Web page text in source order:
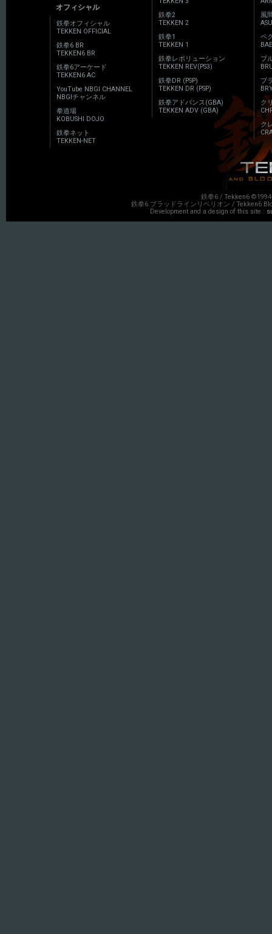
オフィシャル
鉄拳オフィシャル
TEKKEN OFFICIAL
鉄拳6 BR
TEKKEN6 BR
鉄拳6アーケード
TEKKEN6 AC
YouTube NBGI CHANNEL
NBGIチャンネル
拳道場
KOBUSHI DOJO
鉄拳ネット
TEKKEN-NET
鉄拳2
TEKKEN 2
鉄拳1
TEKKEN 1
鉄拳レボリューション
TEKKEN REV(PS3)
鉄拳DR (PSP)
TEKKEN DR (PSP)
鉄拳アドバンス(GBA)
TEKKEN ADV (GBA)
風
ペ
ブ
ブ
ク
ク
鉄拳6 / Tekken6
鉄拳6 ブラッドラインリベリオン / Tekken6
Development and a design of this site :